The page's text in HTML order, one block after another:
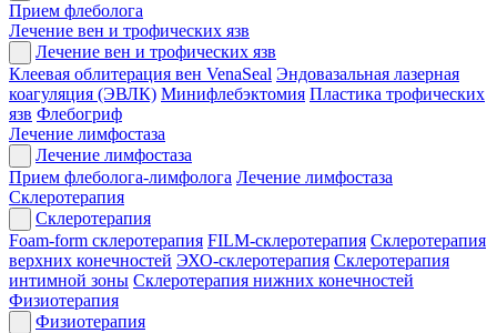
Прием флеболога
Лечение вен и трофических язв
Лечение вен и трофических язв
Клеевая облитерация вен VenaSeal Эндовазальная лазерная
коагуляция (ЭВЛК) Минифлебэктомия Пластика трофических
язв Флебогриф
Лечение лимфостаза
Лечение лимфостаза
Прием флеболога-лимфолога Лечение лимфостаза
Склеротерапия
Склеротерапия
Foam-form склеротерапия FILM-склеротерапия Склеротерапия
верхних конечностей ЭХО-склеротерапия Склеротерапия
интимной зоны Склеротерапия нижних конечностей
Физиотерапия
Физиотерапия